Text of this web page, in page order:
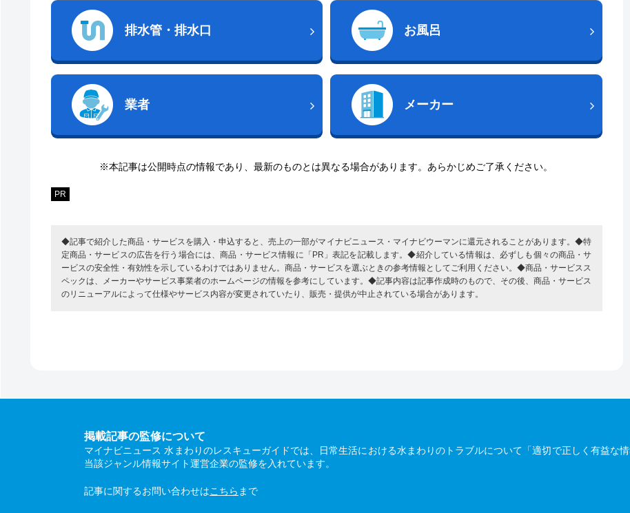
排水管・排水口 お風呂
業者 メーカー
※本記事は公開時点の情報であり、最新のものとは異なる場合があります。あらかじめご了承ください。
PR
◆記事で紹介した商品・サービスを購入・申込すると、売上の一部がマイナビニュース・マイナビウーマンに還元されることがあります。◆特
定商品・サービスの広告を行う場合には、商品・サービス情報に「PR」表記を記載します。◆紹介している情報は、必ずしも個々の商品・サ
ービスの安全性・有効性を示しているわけではありません。商品・サービスを選ぶときの参考情報としてご利用ください。◆商品・サービスス
ペックは、メーカーやサービス事業者のホームページの情報を参考にしています。◆記事内容は記事作成時のもので、その後、商品・サービス
のリニューアルによって仕様やサービス内容が変更されていたり、販売・提供が中止されている場合があります。
掲載記事の監修について
マイナビニュース 水まわりのレスキューガイドでは、日常生活における水まわりのトラブルについて「適切で正しく有益な
当該ジャンル情報サイト運営企業の監修を入れています。
記事に関するお問い合わせはこちら まで